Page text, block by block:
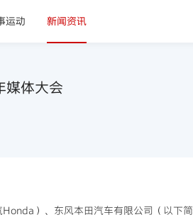
运动 新闻资讯
媒体大会
）、东风本田汽车有限公司（以下